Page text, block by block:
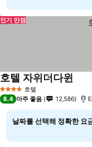
인기 만점
4 성급 호텔
호텔 자위더다윈
8.4 아주 좋음 12,586
날짜를 선택해 정확한 요